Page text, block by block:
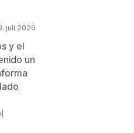
juli 2026
y el
un